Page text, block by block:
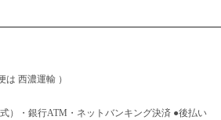
西濃運輸 ）
・銀行ATM・ネットバンキング決済 ●後払い